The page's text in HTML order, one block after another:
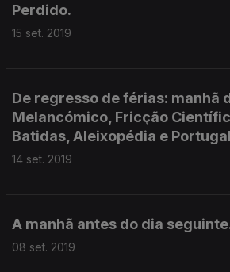
Perdido.
15 set. 2019
De regresso de férias: manhã
Melancómico, Fricção
Batidas, Aleixopédia e
14 set. 2019
A manhã antes do dia
08 set. 2019